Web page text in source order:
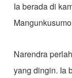
​Ia berada di
​Narendra
yang dingin. Ia